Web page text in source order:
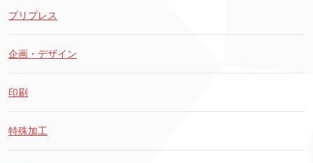
プリプレス
企画・デザイン
印刷
特殊加工